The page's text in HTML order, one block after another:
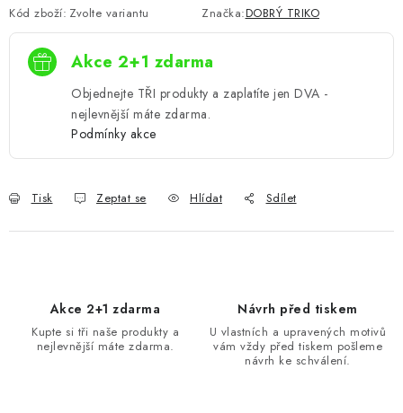
Kód zboží: Zvolte variantu Značka:DOBRÝ TRIKO
Akce 2+1 zdarma
Objednejte TŘI produkty a zaplatíte jen DVA -
nejlevnější máte zdarma.
Podmínky akce
Tisk Zeptat se Hlídat Sdílet
Akce 2+1 zdarma
Kupte si tři naše produkty a
nejlevnější máte zdarma.
Návrh před tiskem
U vlastních a upravených motivů
vám vždy před tiskem pošleme
návrh ke schválení.